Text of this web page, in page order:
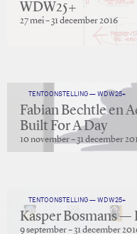
WDW25+
27 mei – 31 december 2016
TENTOONSTELLING — WDW25+
Fabian Bechtle en
Built For A Day
10 november – 31 december
TENTOONSTELLING — WDW25+
Kasper Bosmans —
9 september – 31 december